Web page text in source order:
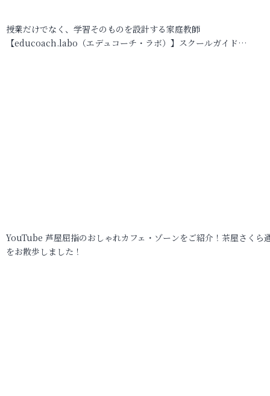
授業だけでなく、学習そのものを設計する家庭教師
【educoach.labo（エデュコーチ・ラボ）】スクールガイド…
YouTube 芦屋屈指のおしゃれカフェ・ゾーンをご紹介！茶屋さくら
をお散歩しました！